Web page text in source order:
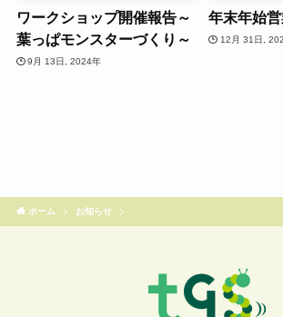
ワークショップ開催報告～
葉っぱモンスターづくり～
9月 13日, 2024年
年末年始
12月 31日,
ホーム お知らせ